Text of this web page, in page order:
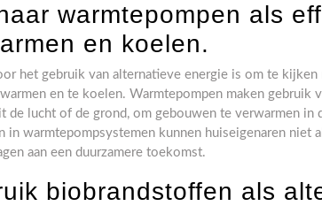
warmtepompen als
en koelen.
het gebruik van alternatieve energie is om te
en te koelen. Warmtepompen maken gebruik
de lucht of de grond, om gebouwen te verwarmen
in warmtepompsystemen kunnen huiseigenaren niet
aan een duurzamere toekomst.
biobrandstoffen als